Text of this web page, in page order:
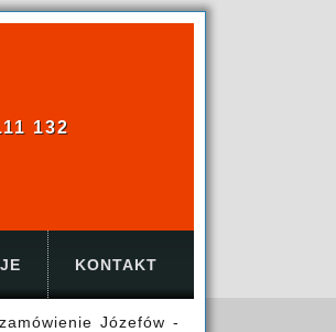
132
KONTAKT
Józefów -